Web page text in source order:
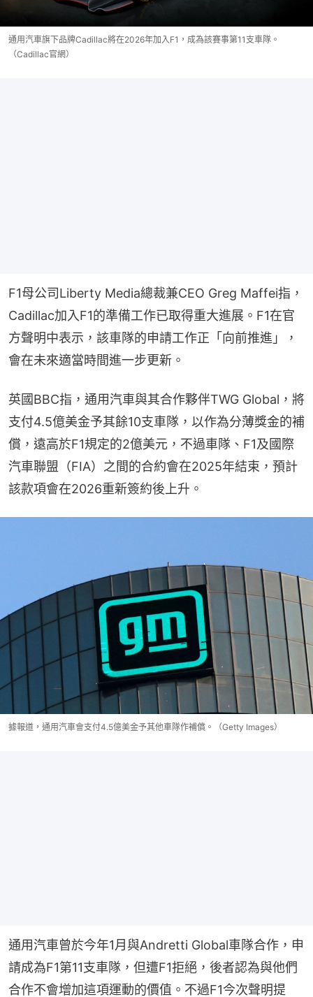
通用汽車旗下品牌Cadillac將在2026年加入F1，成為該賽事第11支車隊。
（Cadillac官網）
F1母公司Liberty Media總裁兼CEO Greg Maffei指，
Cadillac加入F1的準備工作已取得重大進展。F1在官
方聲明中表示，該車隊的申請工作正「向前推進」，
會在未來適當時間進一步更新。
英國BBC指，通用汽車與其合作夥伴TWG Global，將
支付4.5億美金予其餘10支車隊，以作為分薄獎金的補
償，遠高於F1規定的2億美元，不過車隊、F1及國際
汽車聯盟（FIA）之間的合約會在2025年結束，預計
該款項會在2026重新簽約後上升。
據報道，通用汽車會支付4.5億美金予其他車隊作補償。（Getty Images）
通用汽車曾於今年1月與Andretti Global車隊合作，申
請成為F1第11支車隊，但遭F1拒絕，後者認為與他們
合作不會增加這項運動的價值。不過F1今次聲明提